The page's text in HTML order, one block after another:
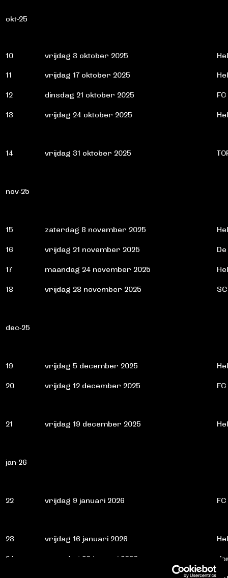
okt-25
10 vrijdag 3 oktober 2025
11 vrijdag 17 oktober 2025
12 dinsdag 21 oktober 2025
13 vrijdag 24 oktober 2025
14 vrijdag 31 oktober 2025
nov-25
15 zaterdag 8 november 2025
16 vrijdag 21 november 2025
17 maandag 24 november 2025
18 vrijdag 28 november 2025
dec-25
19 vrijdag 5 december 2025
20 vrijdag 12 december 2025
21 vrijdag 19 december 2025
jan-26
22 vrijdag 9 januari 2026
23 vrijdag 16 januari 2026
24 maandag 26 januari 2026